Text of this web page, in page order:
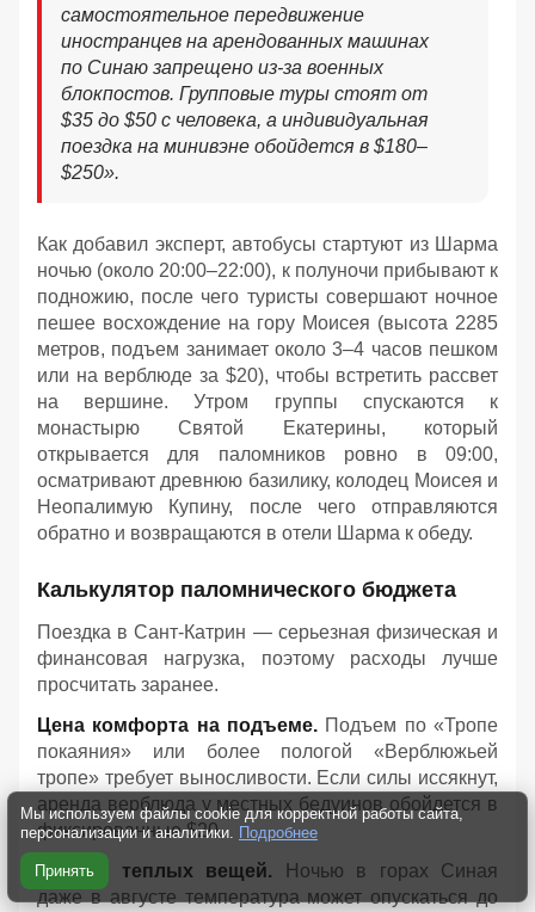
самостоятельное передвижение
иностранцев на арендованных машинах
по Синаю запрещено из-за военных
блокпостов. Групповые туры стоят от
$35 до $50 с человека, а индивидуальная
поездка на минивэне обойдется в $180–
$250».
Как добавил эксперт, автобусы стартуют из Шарма
ночью (около 20:00–22:00), к полуночи прибывают к
подножию, после чего туристы совершают ночное
пешее восхождение на гору Моисея (высота 2285
метров, подъем занимает около 3–4 часов пешком
или на верблюде за $20), чтобы встретить рассвет
на вершине. Утром группы спускаются к
монастырю Святой Екатерины, который
открывается для паломников ровно в 09:00,
осматривают древнюю базилику, колодец Моисея и
Неопалимую Купину, после чего отправляются
обратно и возвращаются в отели Шарма к обеду.
Калькулятор паломнического бюджета
Поездка в Сант-Катрин — серьезная физическая и
финансовая нагрузка, поэтому расходы лучше
просчитать заранее.
Цена комфорта на подъеме. Подъем по «Тропе
покаяния» или более пологой «Верблюжьей
тропе» требует выносливости. Если силы иссякнут,
аренда верблюда у местных бедуинов обойдется в
фиксированные $20.
Аренда теплых вещей. Ночью в горах Синая
даже в августе температура может опускаться до
Мы используем файлы cookie для корректной работы сайта,
персонализации и аналитики. Подробнее
Принять